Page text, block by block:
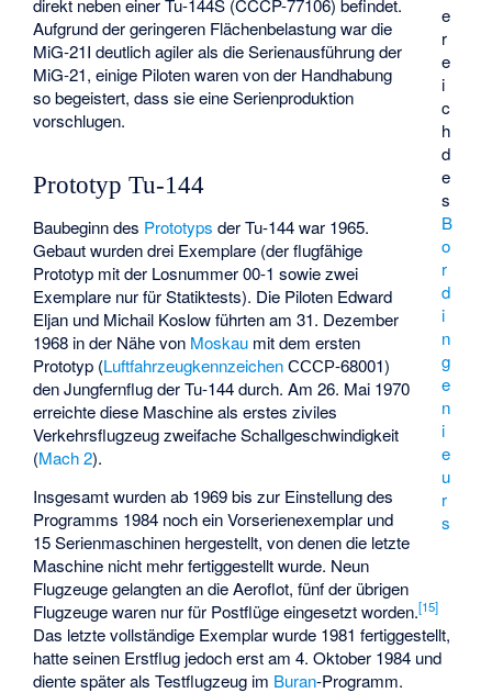
e
r
e
i
c
h
d
e
s
B
o
r
d
i
n
g
e
n
i
e
u
r
s
direkt neben einer Tu-144S (CCCP-77106) befindet.
Aufgrund der geringeren Flächenbelastung war die
MiG-21I deutlich agiler als die Serienausführung der
MiG-21, einige Piloten waren von der Handhabung
so begeistert, dass sie eine Serienproduktion
vorschlugen.
Prototyp Tu-144
Baubeginn des Prototyps der Tu-144 war 1965.
Gebaut wurden drei Exemplare (der flugfähige
Prototyp mit der Losnummer 00-1 sowie zwei
Exemplare nur für Statiktests). Die Piloten Edward
Eljan und Michail Koslow führten am 31. Dezember
1968 in der Nähe von Moskau mit dem ersten
Prototyp (LuftfahrzeugkennzeichenСССР-68001)
den Jungfernflug der Tu-144 durch. Am 26. Mai 1970
erreichte diese Maschine als erstes ziviles
Verkehrsflugzeug zweifache Schallgeschwindigkeit
(Mach 2).
Insgesamt wurden ab 1969 bis zur Einstellung des
Programms 1984 noch ein Vorserienexemplar und
15 Serienmaschinen hergestellt, von denen die letzte
Maschine nicht mehr fertiggestellt wurde. Neun
Flugzeuge gelangten an die Aeroflot, fünf der übrigen
Flugzeuge waren nur für Postflüge eingesetzt worden.[15]
Das letzte vollständige Exemplar wurde 1981 fertiggestellt,
hatte seinen Erstflug jedoch erst am 4. Oktober 1984 und
diente später als Testflugzeug im Buran-Programm.